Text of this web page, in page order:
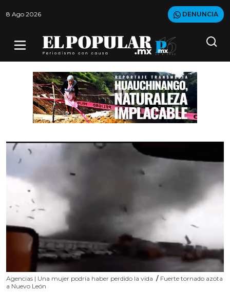
8 Ago 2026 DENUNCIA
Agencias | Una mujer podría haber perdido la vida / Fuerte tornado azota
a Nuevo León